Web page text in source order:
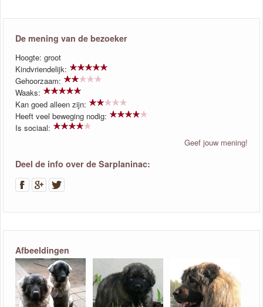
De mening van de bezoeker
Hoogte: groot
Kindvriendelijk:
Gehoorzaam:
Waaks:
Kan goed alleen zijn:
Heeft veel beweging nodig:
Is sociaal:
Geef jouw mening!
Deel de info over de Sarplaninac:
Afbeeldingen